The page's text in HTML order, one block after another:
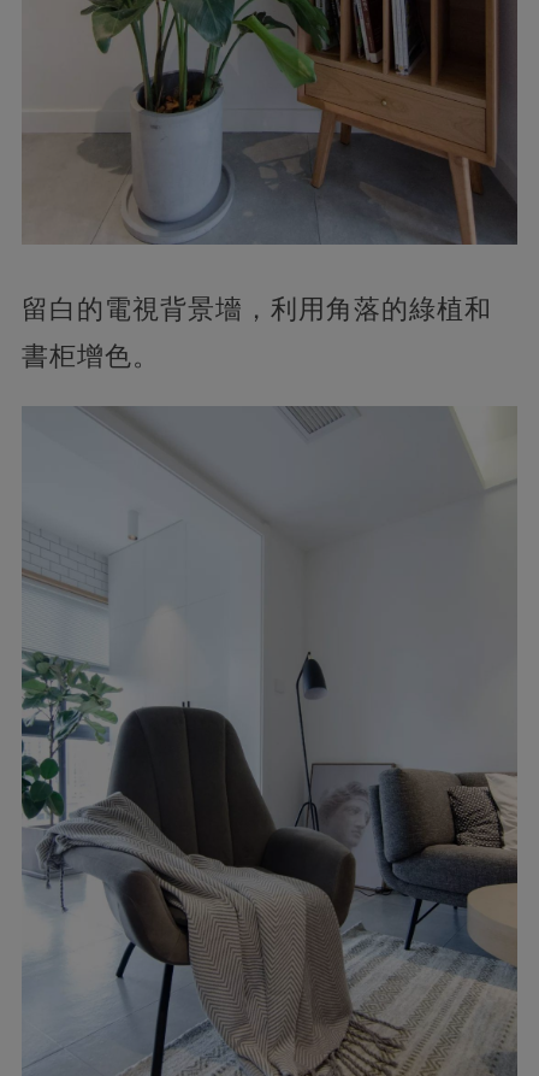
留白的電視背景墻，利用角落的綠植和
書柜增色。